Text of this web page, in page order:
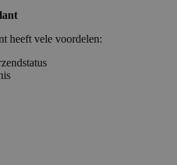
heeft vele voordelen: